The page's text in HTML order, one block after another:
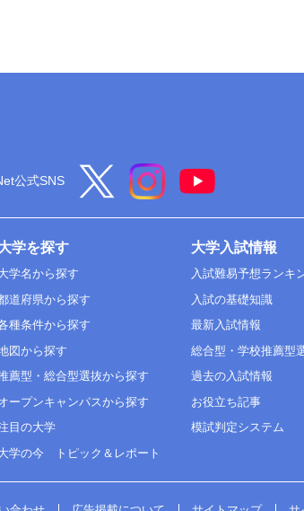
公式SNS
学を探す
学名から探す
道府県から探す
種条件から探す
図から探す
薦型・総合型選抜から探す
ープンキャンパスから探す
目の大学
学の今 トピック＆レポート
大学入試情報
入試難易予想ランキ
入試の基礎知識
最新入試情報
総合型・学校推薦型
過去の入試情報
お役立ち記事
模試判定システム